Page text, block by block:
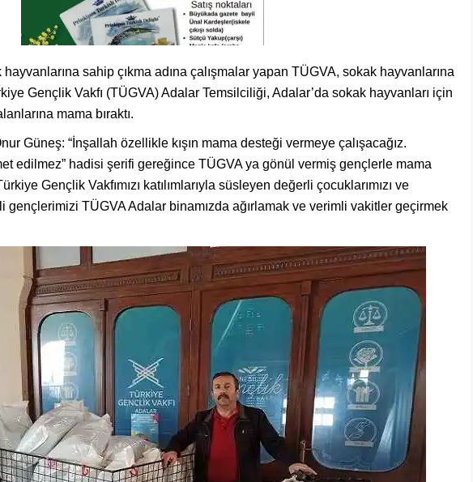
hayvanlarına sahip çıkma adına çalışmalar yapan TÜGVA, sokak hayvanlarına
Gençlik Vakfı (TÜGVA) Adalar Temsilciliği, Adalar’da sokak hayvanları için
mama bıraktı.
Güneş: “İnşallah özellikle kışın mama desteği vermeye çalışacağız.
edilmez” hadisi şerifi gereğince TÜGVA ya gönül vermiş gençlerle mama
Gençlik Vakfımızı katılımlarıyla süsleyen değerli çocuklarımızı ve
gençlerimizi TÜGVA Adalar binamızda ağırlamak ve verimli vakitler geçirmek